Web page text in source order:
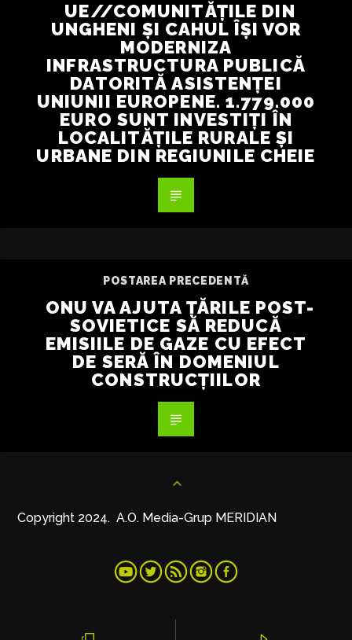
UE//COMUNITĂȚILE DIN
UNGHENI ȘI CAHUL ÎȘI VOR
MODERNIZA
INFRASTRUCTURA PUBLICĂ
DATORITĂ ASISTENȚEI
UNIUNII EUROPENE. 1.779.000
EURO SUNT INVESTIȚI ÎN
LOCALITĂȚILE RURALE ȘI
URBANE DIN REGIUNILE CHEIE
POSTAREA PRECEDENTĂ
ONU VA AJUTA ȚĂRILE POST-
SOVIETICE SĂ REDUCĂ
EMISIILE DE GAZE CU EFECT
DE SERĂ ÎN DOMENIUL
CONSTRUCȚIILOR
Copyright 2024. A.O. Media-Grup MERIDIAN